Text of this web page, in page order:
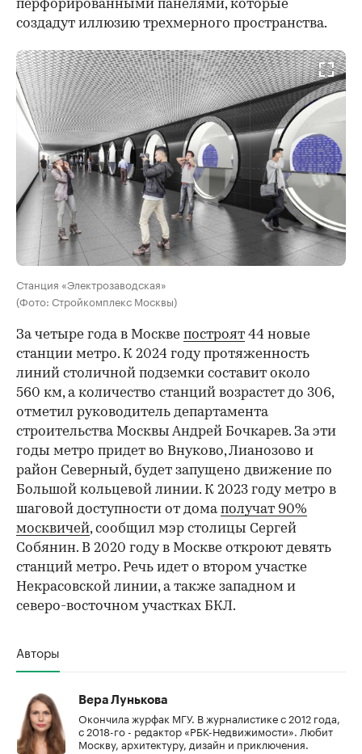
перфорированными панелями, которые
создадут иллюзию трехмерного пространства.
Станция «Электрозаводская»
(Фото: Стройкомплекс Москвы)
За четыре года в Москве построят 44 новые
станции метро. К 2024 году протяженность
линий столичной подземки составит около
560 км, а количество станций возрастет до 306,
отметил руководитель департамента
строительства Москвы Андрей Бочкарев. За эти
годы метро придет во Внуково, Лианозово и
район Северный, будет запущено движение по
Большой кольцевой линии. К 2023 году метро в
шаговой доступности от домаполучат 90%
москвичей, сообщил мэр столицы Сергей
Собянин. В 2020 году в Москве откроют девять
станций метро. Речь идет о втором участке
Некрасовской линии, а также западном и
северо-восточном участках БКЛ.
Авторы
Вера Лунькова
Окончила журфак МГУ. В журналистике с 2012 года,
с 2018-го - редактор «РБК-Недвижимости». Любит
Москву, архитектуру, дизайн и приключения.